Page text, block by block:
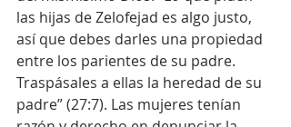
las hijas de Zelofejad es algo justo,
así que debes darles una propiedad
entre los parientes de su padre.
Traspásales a ellas la heredad de su
padre” (27:7). Las mujeres tenían